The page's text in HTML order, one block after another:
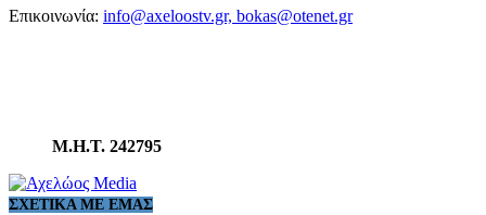
Επικοινωνία: info@axeloostv.gr, bokas@otenet.gr
Μ.Η.Τ. 242795
ΣΧΕΤΙΚΆ ΜΕ ΕΜΆΣ